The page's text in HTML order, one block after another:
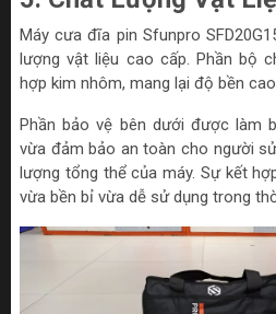
Máy cưa đĩa pin Sfunpro
lượng vật liệu cao cấp. Phần bộ
hợp kim nhôm, mang lại độ bền
Phần bảo vệ bên dưới được làm
vừa đảm bảo an toàn cho người
lượng tổng thể của máy. Sự kết
vừa bền bỉ vừa dễ sử dụng trong